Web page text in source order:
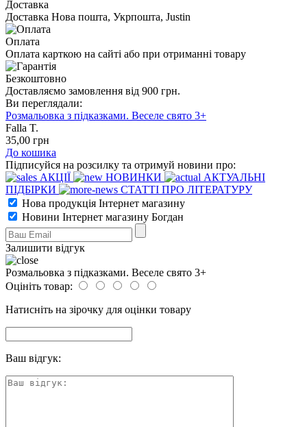
Доставка
Доставка Нова пошта, Укрпошта, Justin
Оплата
Оплата карткою на сайті або при отриманні товару
Безкоштовно
Доставляємо замовлення від 900 грн.
Ви переглядали:
Розмальовка з підказками. Веселе свято 3+
Falla T.
35,00 грн
До кошика
Підписуйся на розсилку та отримуй новини про:
АКЦІЇ
НОВИНКИ
АКТУАЛЬНІ
ПІДБІРКИ
СТАТТІ ПРО ЛІТЕРАТУРУ
Нова продукція Інтернет магазину
Новини Інтернет магазину Богдан
Залишити відгук
Розмальовка з підказками. Веселе свято 3+
Оцініть товар:
Натисніть на зірочку для оцінки товару
Ваш відгук: